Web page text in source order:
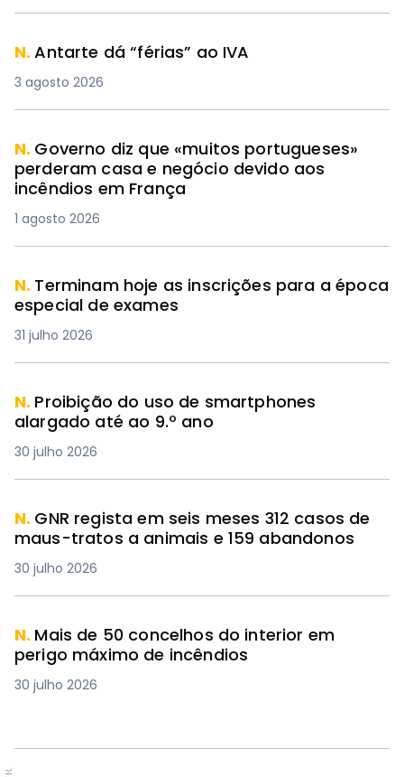
N.Antarte dá “férias” ao IVA
3 agosto 2026
N. Governo diz que «muitos portugueses»
perderam casa e negócio devido aos
incêndios em França
1 agosto 2026
N. Terminam hoje as inscrições para a época
especial de exames
31 julho 2026
N. Proibição do uso de smartphones
alargado até ao 9.º ano
30 julho 2026
N. GNR regista em seis meses 312 casos de
maus-tratos a animais e 159 abandonos
30 julho 2026
N. Mais de 50 concelhos do interior em
perigo máximo de incêndios
30 julho 2026